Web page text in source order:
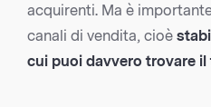
acquirenti. Ma è
canali di vendita, cioè
cui puoi davvero trovare